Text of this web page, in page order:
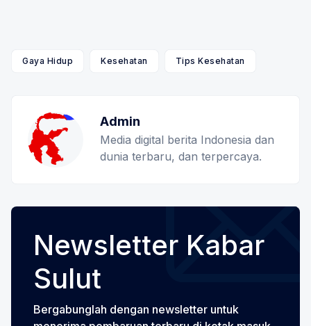
Gaya Hidup Kesehatan Tips Kesehatan
Admin
Media digital berita Indonesia dan
dunia terbaru, dan terpercaya.
Newsletter Kabar
Sulut
Bergabunglah dengan newsletter untuk